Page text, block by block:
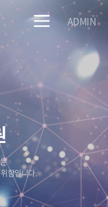
ADMIN
함입니다.